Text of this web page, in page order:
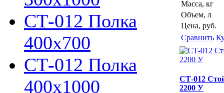
СТ-012 Полка
400х700
СТ-012 Полка
400х1000
Масса, кг
Объем, л
Цена, руб.
Сравнить
СТ-012
2200 У